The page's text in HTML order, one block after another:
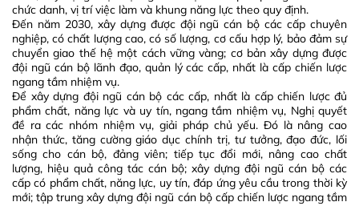
chức danh, vị trí việc làm và khung năng lực theo quy định.
Đến năm 2030, xây dựng được đội ngũ cán bộ các cấp chuyên
nghiệp, có chất lượng cao, có số lượng, cơ cấu hợp lý, bảo đảm sự
chuyển giao thế hệ một cách vững vàng; cơ bản xây dựng được
đội ngũ cán bộ lãnh đạo, quản lý các cấp, nhất là cấp chiến lược
ngang tầm nhiệm vụ.
Để xây dựng đội ngũ cán bộ các cấp, nhất là cấp chiến lược đủ
phẩm chất, năng lực và uy tín, ngang tầm nhiệm vụ, Nghị quyết
đề ra các nhóm nhiệm vụ, giải pháp chủ yếu. Đó là nâng cao
nhận thức, tăng cường giáo dục chính trị, tư tưởng, đạo đức, lối
sống cho cán bộ, đảng viên; tiếp tục đổi mới, nâng cao chất
lượng, hiệu quả công tác cán bộ; xây dựng đội ngũ cán bộ các
cấp có phẩm chất, năng lực, uy tín, đáp ứng yêu cầu trong thời kỳ
mới; tập trung xây dựng đội ngũ cán bộ cấp chiến lược ngang tầm